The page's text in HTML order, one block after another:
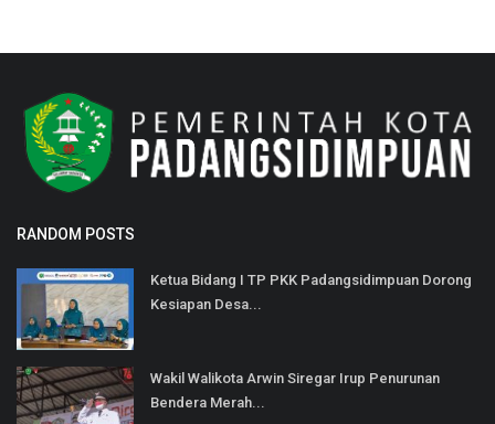
RANDOM POSTS
Ketua Bidang I TP PKK Padangsidimpuan Dorong
Kesiapan Desa...
Wakil Walikota Arwin Siregar Irup Penurunan
Bendera Merah...